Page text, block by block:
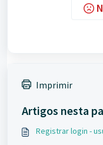
Imprimir
Artigos nesta
Registrar login -